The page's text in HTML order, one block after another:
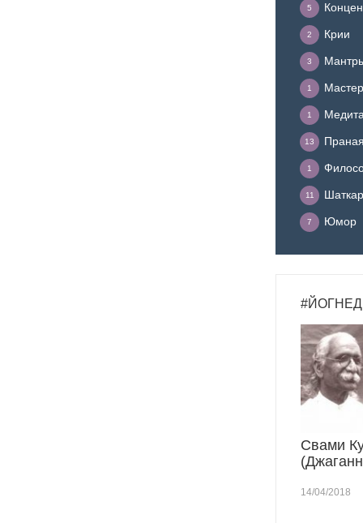
5
Крии
2
3
1
1
13
1
11
Юмор
7
Свами
14/04/2018